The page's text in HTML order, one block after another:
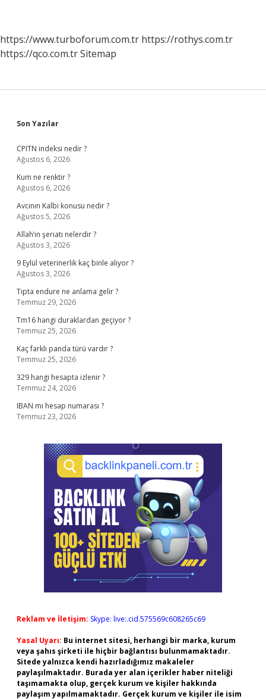
https://www.turboforum.com.tr https://rothys.com.tr
https://qco.com.trSitemap
Sidebar
Son Yazılar
CPITN indeksi nedir ?
Ağustos 6, 2026
Kum ne renktir ?
Ağustos 6, 2026
Avcının Kalbi konusu nedir ?
Ağustos 5, 2026
Allah’ın şeriatı nelerdir ?
Ağustos 3, 2026
9 Eylül veterinerlik kaç binle alıyor ?
Ağustos 3, 2026
Tıpta endure ne anlama gelir ?
Temmuz 29, 2026
Tm16 hangi duraklardan geçiyor ?
Temmuz 25, 2026
Kaç farklı panda türü vardır ?
Temmuz 25, 2026
329 hangi hesapta izlenir ?
Temmuz 24, 2026
IBAN mı hesap numarası ?
Temmuz 23, 2026
Reklam ve İletişim: Skype: live:.cid.575569c608265c69
Yasal Uyarı: Bu internet sitesi, herhangi bir marka, kurum
veya şahıs şirketi ile hiçbir bağlantısı bulunmamaktadır.
Sitede yalnızca kendi hazırladığımız makaleler
paylaşılmaktadır. Burada yer alan içerikler haber niteliği
taşımamakta olup, gerçek kurum ve kişiler hakkında
paylaşım yapılmamaktadır. Gerçek kurum ve kişiler ile isim